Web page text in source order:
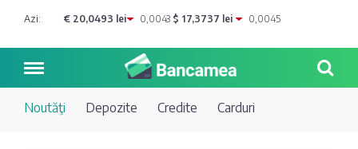
Azi: € 20,0493 lei 0,0043 $ 17,3737 lei 0,0045
Noutăţi Depozite Credite Carduri